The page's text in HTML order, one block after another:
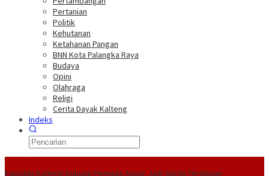
Pertanian
Politik
Kehutanan
Ketahanan Pangan
BNN Kota Palangka Raya
Budaya
Opini
Olahraga
Religi
Cerita Dayak Kalteng
Indeks
Kapolda Kalteng Dukung Pemuda Ansor Jadi Garda Terdepan